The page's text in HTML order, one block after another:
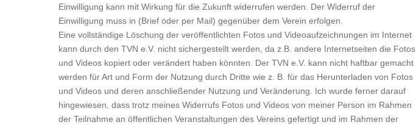
Einwilligung kann mit Wirkung für die Zukunft widerrufen werden. Der Widerruf der
Einwilligung muss in (Brief oder per Mail) gegenüber dem Verein erfolgen.
Eine vollständige Löschung der veröffentlichten Fotos und Videoaufzeichnungen im Internet
kann durch den TVN e.V. nicht sichergestellt werden, da z.B. andere Internetseiten die Fotos
und Videos kopiert oder verändert haben könnten. Der TVN e.V. kann nicht haftbar gemacht
werden für Art und Form der Nutzung durch Dritte wie z. B. für das Herunterladen von Fotos
und Videos und deren anschließender Nutzung und Veränderung. Ich wurde ferner darauf
hingewiesen, dass trotz meines Widerrufs Fotos und Videos von meiner Person im Rahmen
der Teilnahme an öffentlichen Veranstaltungen des Vereins gefertigt und im Rahmen der